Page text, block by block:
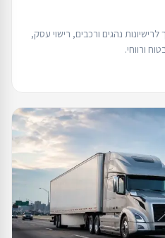
נהגים ורכבים, רישוי עסק,
ורווחי.